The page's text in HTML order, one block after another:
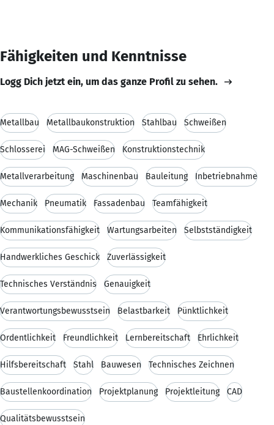
Fähigkeiten und Kenntnisse
Logg Dich jetzt ein, um das ganze Profil zu sehen.
Metallbau Metallbaukonstruktion Stahlbau Schweißen
Schlosserei MAG-Schweißen Konstruktionstechnik
Metallverarbeitung Maschinenbau Bauleitung Inbetriebnahme
Mechanik Pneumatik Fassadenbau Teamfähigkeit
Kommunikationsfähigkeit Wartungsarbeiten Selbstständigkeit
Handwerkliches Geschick Zuverlässigkeit
Technisches Verständnis Genauigkeit
Verantwortungsbewusstsein Belastbarkeit Pünktlichkeit
Ordentlichkeit Freundlichkeit Lernbereitschaft Ehrlichkeit
Hilfsbereitschaft Stahl Bauwesen Technisches Zeichnen
Baustellenkoordination Projektplanung Projektleitung CAD
Qualitätsbewusstsein